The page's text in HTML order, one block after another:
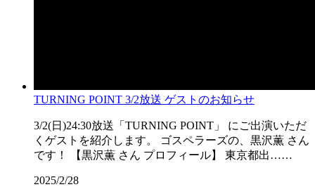
TURNING POINT 3/2放送 ゲストのお知らせ
3/2(日)24:30放送「TURNING POINT」 にご出演いただ
くゲストを紹介します。 ゴスペラーズの、黒沢薫 さん
です！ 【黒沢薫 さん プロフィール】 東京都出……
2025/2/28